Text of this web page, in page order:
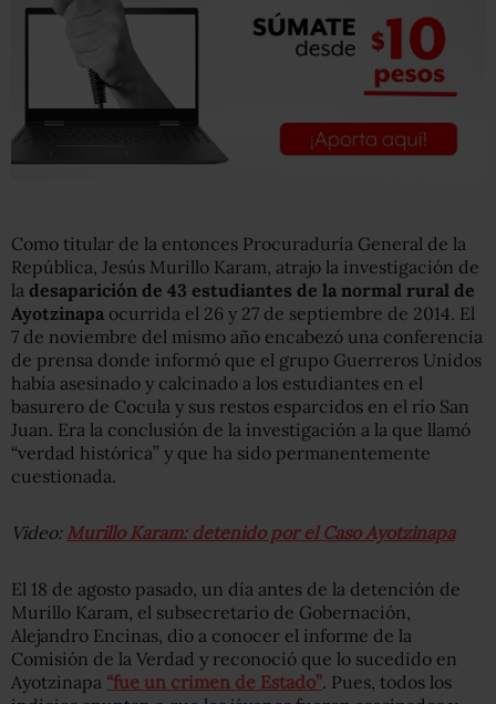
Como titular de la entonces Procuraduría General de la
República, Jesús Murillo Karam, atrajo la investigación de
la desaparición de 43 estudiantes de la normal rural de
Ayotzinapa ocurrida el 26 y 27 de septiembre de 2014. El
7 de noviembre del mismo año encabezó una conferencia
de prensa donde informó que el grupo Guerreros Unidos
había asesinado y calcinado a los estudiantes en el
basurero de Cocula y sus restos esparcidos en el río San
Juan. Era la conclusión de la investigación a la que llamó
“verdad histórica” y que ha sido permanentemente
cuestionada.
Video: Murillo Karam: detenido por el Caso Ayotzinapa
El 18 de agosto pasado, un día antes de la detención de
Murillo Karam, el subsecretario de Gobernación,
Alejandro Encinas, dio a conocer el informe de la
Comisión de la Verdad y reconoció que lo sucedido en
Ayotzinapa “fue un crimen de Estado”. Pues, todos los